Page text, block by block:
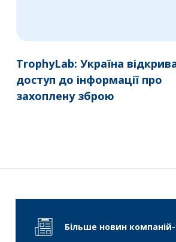
TrophyLab: Україна
доступ до інформації про
захоплену зброю
Більше новин компаній-